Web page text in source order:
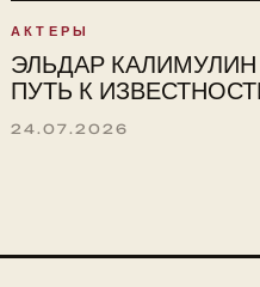
АКТЕРЫ
ЭЛЬДАР
ПУТЬ К
24.07.2026